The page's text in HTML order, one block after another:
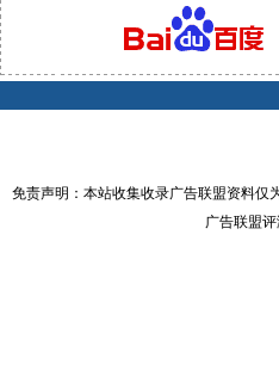
免责声明：本站收集收录广告联盟资料仅
广告联盟